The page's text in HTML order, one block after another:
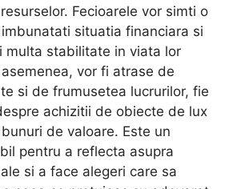
Fecioarele vor simti o
situatia financiara si
multa stabilitate in viata lor
vor fi atrase de
si de frumusetea lucrurilor, fie
achizitii de obiecte de lux
de valoare. Este un
pentru a reflecta asupra
si a face alegeri care sa